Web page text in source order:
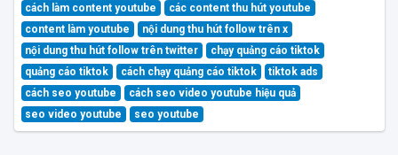
cách làm content youtube
các content thu hút youtube
content làm youtube
nội dung thu hút follow trên x
nội dung thu hút follow trên twitter
chạy quảng cáo tiktok
quảng cáo tiktok
cách chạy quảng cáo tiktok
tiktok ads
cách seo youtube
cách seo video youtube hiệu quả
seo video youtube
seo youtube